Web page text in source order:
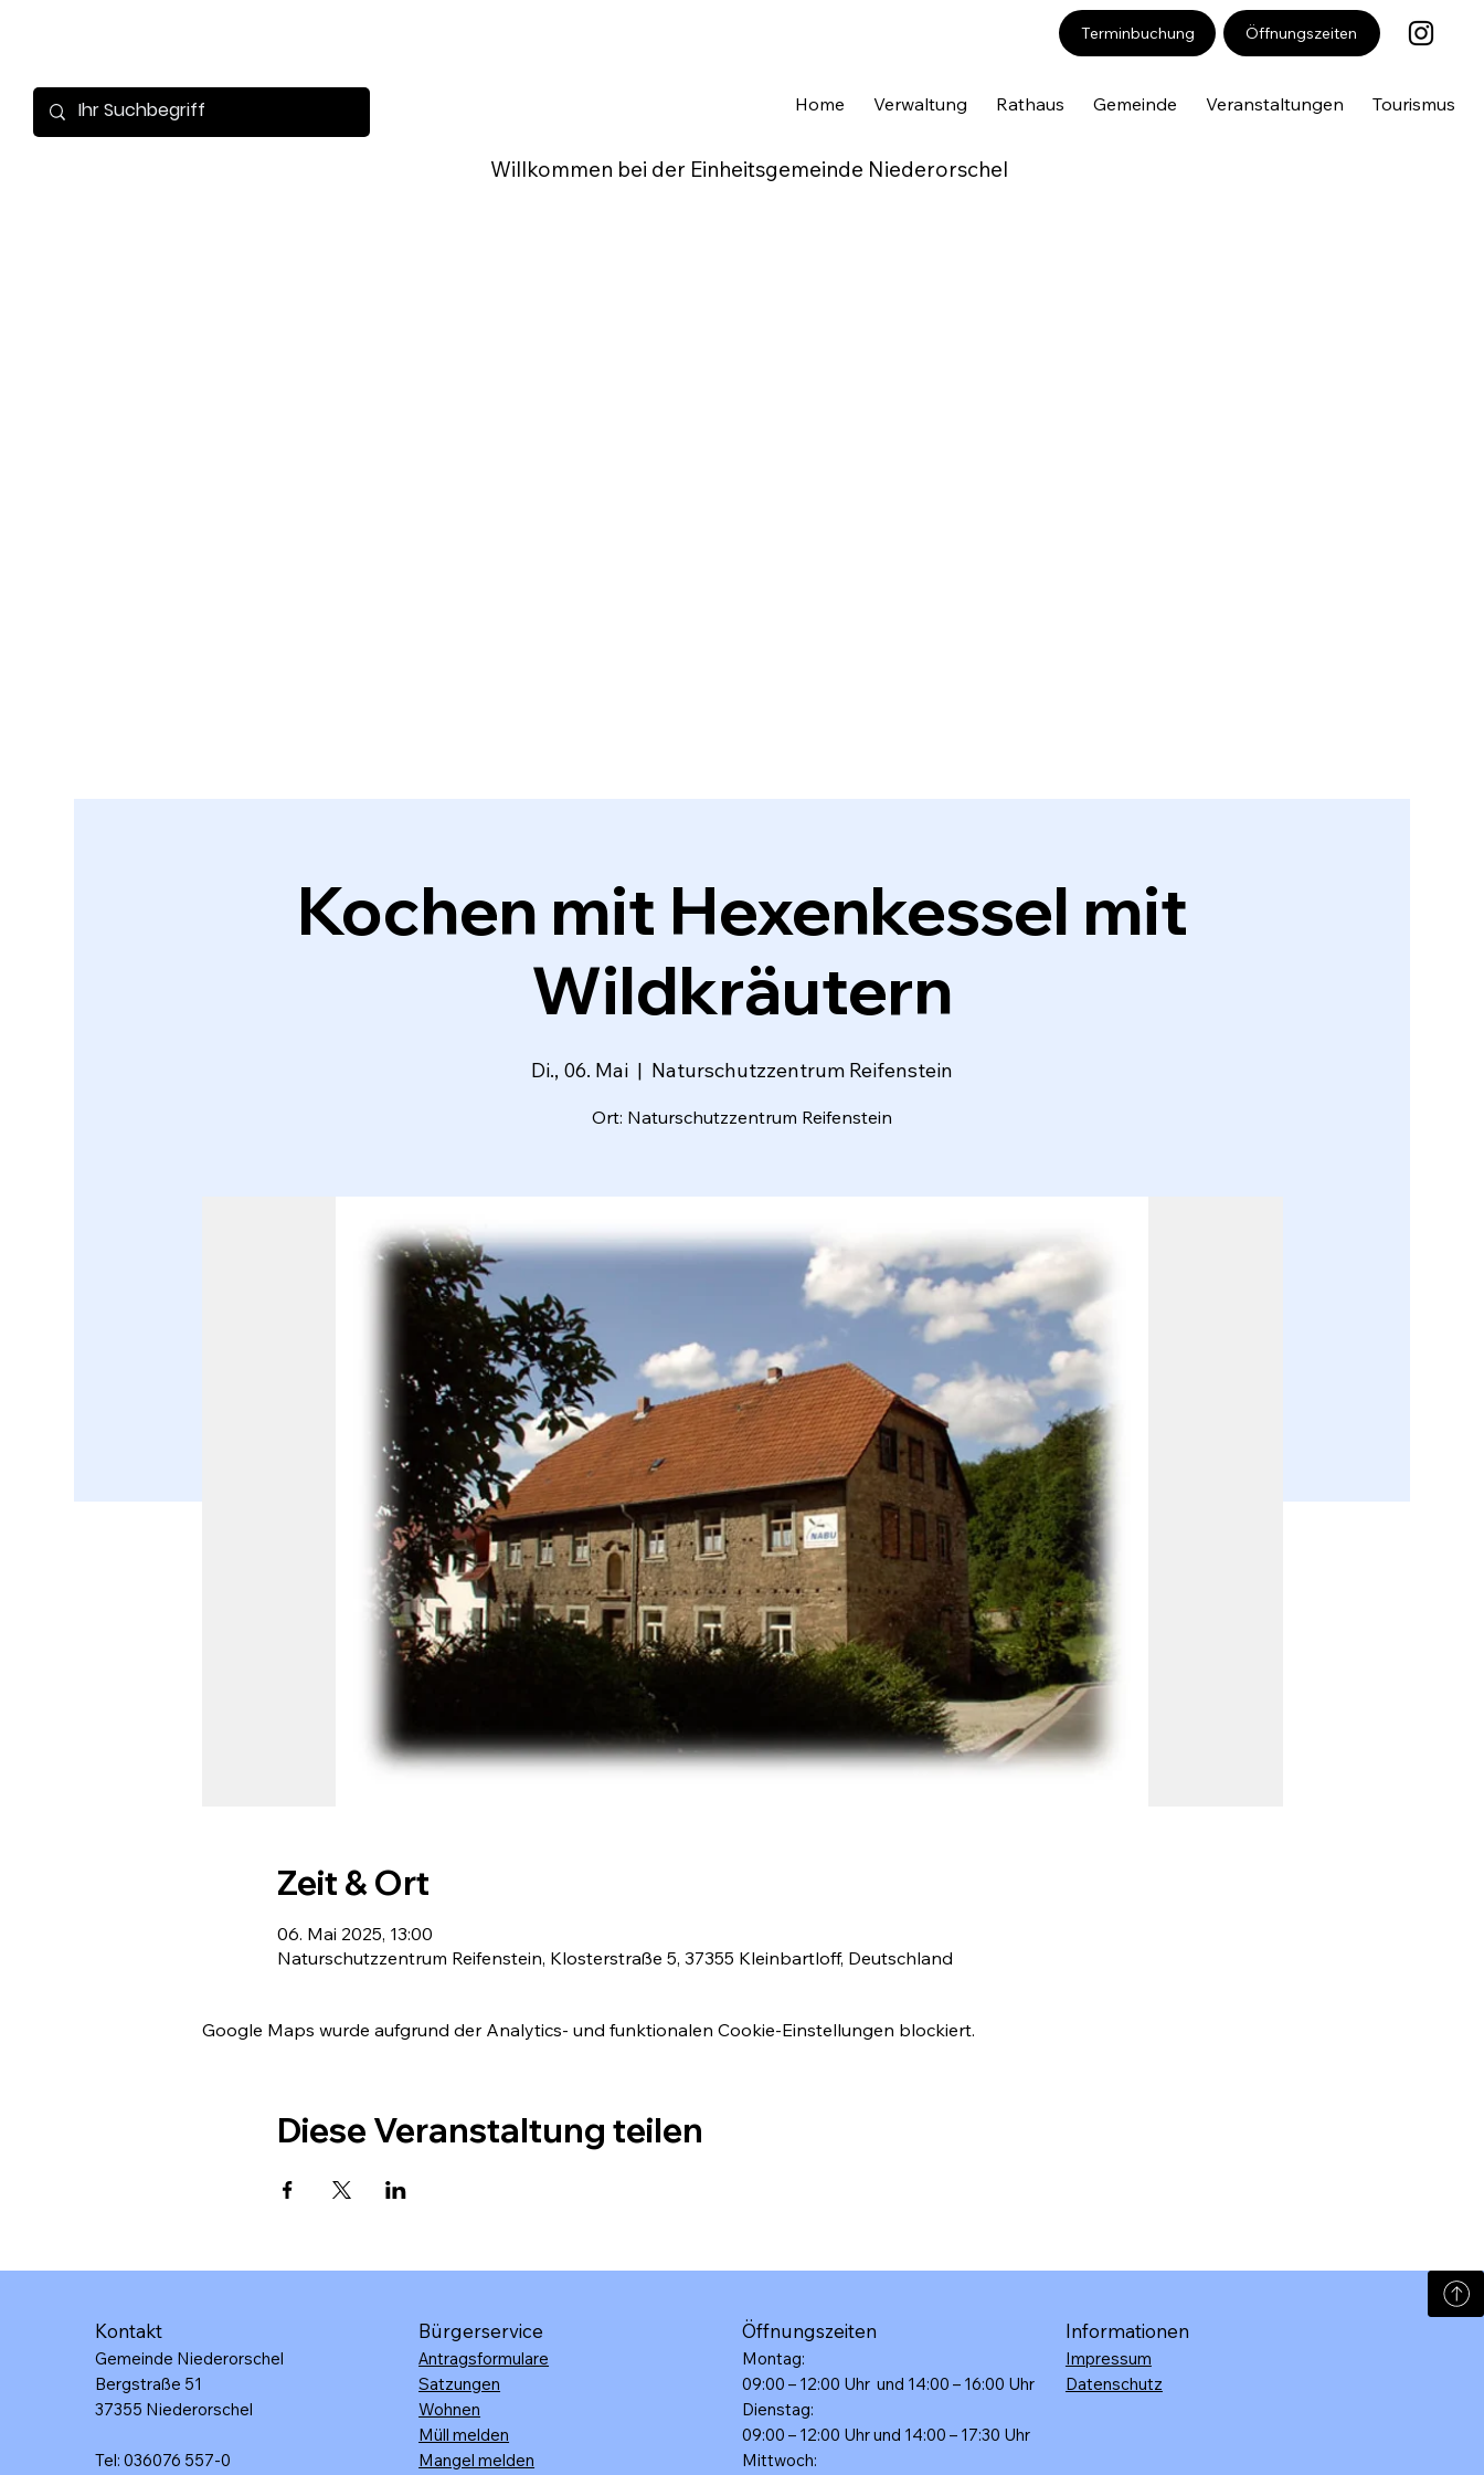
Terminbuchung Öffnungszeiten
Home Verwaltung Rathaus Gemeinde Veranstaltungen Tourismus
Willkommen bei der Einheitsgemeinde Niederorschel
Kochen mit Hexenkessel mit
Wildkräutern
Di., 06. Mai
  |
Naturschutzzentrum Reifenstein
Ort: Naturschutzzentrum Reifenstein
Zeit & Ort
06. Mai 2025, 13:00
Naturschutzzentrum Reifenstein, Klosterstraße 5, 37355 Kleinbartloff, Deutschland
Google Maps wurde aufgrund der Analytics- und funktionalen Cookie-Einstellungen blockiert.
Diese Veranstaltung teilen
Kontakt
Gemeinde Niederorschel
Bergstraße 51
37355 Niederorschel
Tel: 036076 557-0
Bürgerservice
Antragsformulare
Satzungen
Wohnen
Müll melden
Mangel melden
Öffnungszeiten
Montag:
09:00 – 12:00 Uhr und 14:00 – 16:00 Uhr
Dienstag:
09:00 – 12:00 Uhr und 14:00 – 17:30 Uhr
Mittwoch:
Informationen
Impressum
Datenschutz